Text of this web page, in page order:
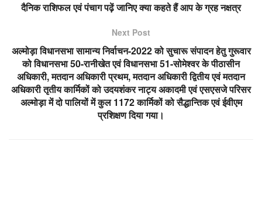
दैनिक राशिफल एवं पंचाग पढ़ें जानिए क्या कहते हैं आप के ग्रह नक्षत्र
Next Post
अल्मोड़ा विधानसभा सामान्य निर्वाचन-2022 को सुचारू संपादन हेतु गुरूवार
को विधानसभा 50-रानीखेत एवं विधानसभा 51-सोमेश्वर के पीठासीन
अधिकारी, मतदान अधिकारी प्रथम, मतदान अधिकारी द्वितीय एवं मतदान
अधिकारी तृतीय कार्मिकों को उदयशंकर नाट्य अकादमी एवं एसएसजे परिसर
अल्मोड़ा में दो पालियों में कुल 1172 कार्मिकों को सैद्धान्तिक एवं ईवीएम
प्रशिक्षण दिया गया।